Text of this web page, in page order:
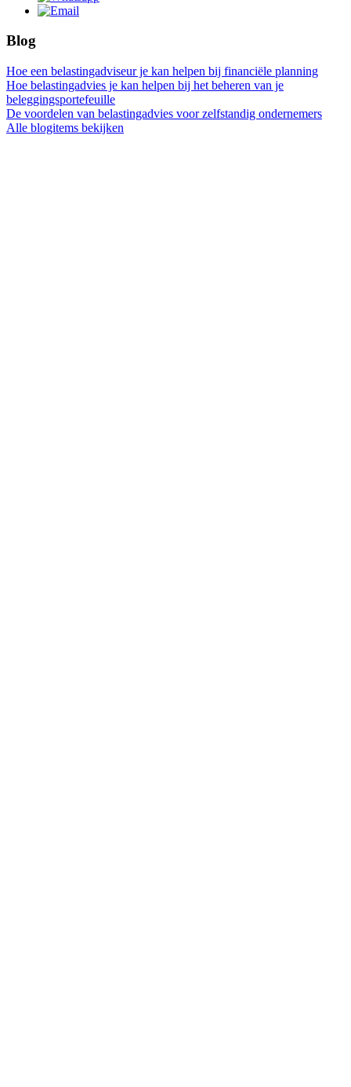
Blog
Hoe een belastingadviseur je kan helpen bij financiële planning
Hoe belastingadvies je kan helpen bij het beheren van je
beleggingsportefeuille
De voordelen van belastingadvies voor zelfstandig ondernemers
Alle blogitems bekijken